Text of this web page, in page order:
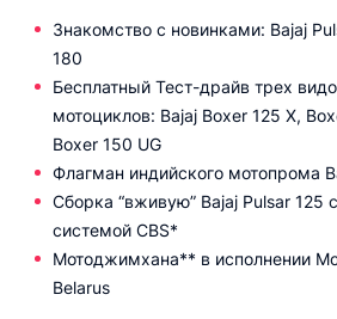
Знакомство с новинками: Bajaj
180
Бесплатный Тест-драйв трех
мотоциклов: Bajaj Boxer 125 X,
Boxer 150 UG
Флагман индийского мотопрома
Сборка “вживую” Bajaj Pulsar 125
системой CBS*
Мотоджимхана** в исполнении
Belarus